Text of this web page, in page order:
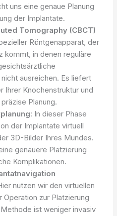
uns eine genaue Planung
der Implantate.
Tomography (CBCT)
Röntgenapparat, der
kommt, in denen reguläre
ausreichen. Es liefert
Ihrer Knochenstruktur und
Planung.
: In dieser Phase
der Implantate virtuell
3D-Bilder Ihres Mundes.
genauere Platzierung
Komplikationen.
nutzen wir den virtuellen
Operation zur Platzierung
ist weniger invasiv